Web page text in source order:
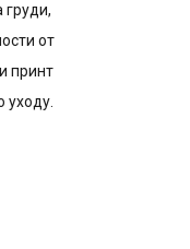
от
принт
уходу.